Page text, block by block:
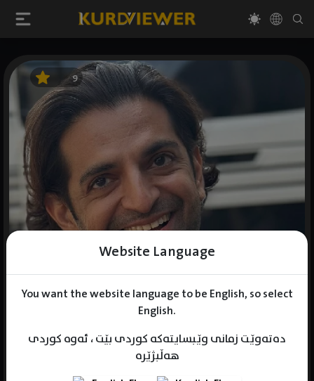
Website Language
You want the website language to be English, so select
English.
دەتەوێت زمانی وێبسایتەکە کوردی بێت ، ئەوە کوردی
هەڵبژێرە
9